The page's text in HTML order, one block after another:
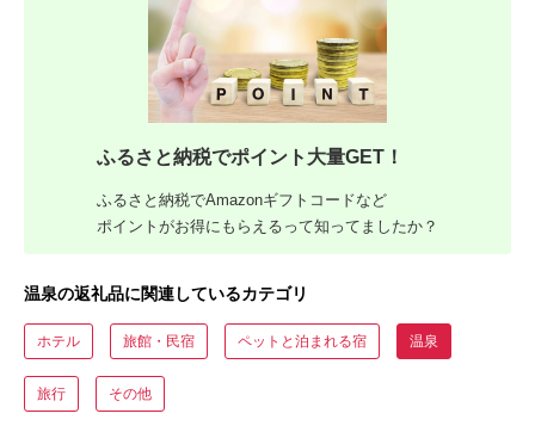
ふるさと納税でポイント大量GET！
ふるさと納税でAmazonギフトコードなど
ポイントがお得にもらえるって知ってましたか？
温泉の返礼品に関連しているカテゴリ
ホテル 旅館・民宿 ペットと泊まれる宿 温泉
旅行 その他